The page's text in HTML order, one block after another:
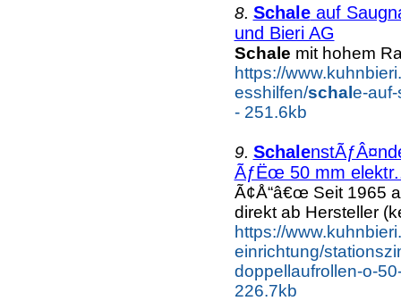
8. Schaleauf
und Bieri AG
Schale mit hohem
https://
esshilfen/schal e-
- 251.6kb
9. Schale
ÃƒËœ 50 mm
Ã¢Å“â€œ Seit 1965
direkt ab Hersteller
https://
einrichtung/
doppellaufrollen-o-
226.7kb